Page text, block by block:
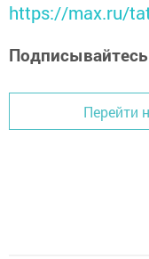
https://max.ru/
Перейти